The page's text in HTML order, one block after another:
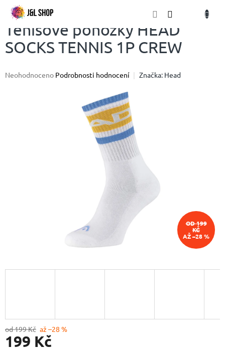
Přejít
obsahTenisové ponožky HEAD
SOCKS TENNIS 1P CREW
Průměrné
Neohodnoceno Podrobnosti hodnocení Značka: Head
OD 199
KČ
AŽ –28 %
od 199 Kč až –28 %
199 Kč